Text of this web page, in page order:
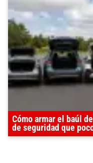
Cómo armar el baúl
de seguridad que